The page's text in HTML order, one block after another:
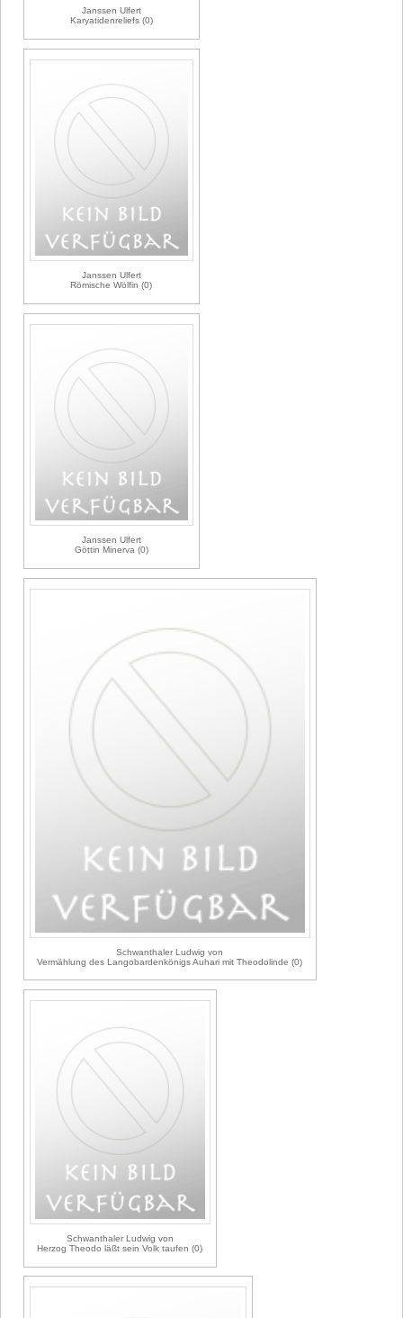
Janssen Ulfert
Karyatidenreliefs (0)
Janssen Ulfert
Römische Wölfin (0)
Janssen Ulfert
Göttin Minerva (0)
Schwanthaler Ludwig von
Vermählung des Langobardenkönigs Auhari mit Theodolinde (0)
Schwanthaler Ludwig von
Herzog Theodo läßt sein Volk taufen (0)